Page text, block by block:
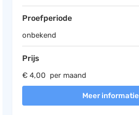
Proefperiode
onbekend
Prijs
€ 4,00 per maand
Meer informatie